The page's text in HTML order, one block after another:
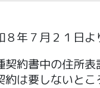
年７月２１日
約書中の住所
は要しないとこ